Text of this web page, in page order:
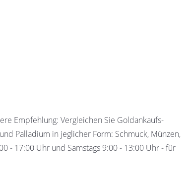
Empfehlung: Vergleichen Sie Goldankaufs-
Palladium in jeglicher Form: Schmuck, Münzen,
- 17:00 Uhr und Samstags 9:00 - 13:00 Uhr - für